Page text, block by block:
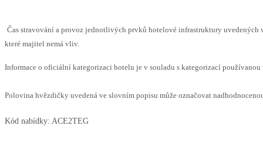
Čas stravování a provoz jednotlivých prvků hotelové infrastruktury uvedených
které majitel nemá vliv.
Informace o oficiální kategorizaci hotelu je v souladu s kategorizací
Polovina hvězdičky uvedená ve slovním popisu může označovat
Kód nabídky: ACE2TEG